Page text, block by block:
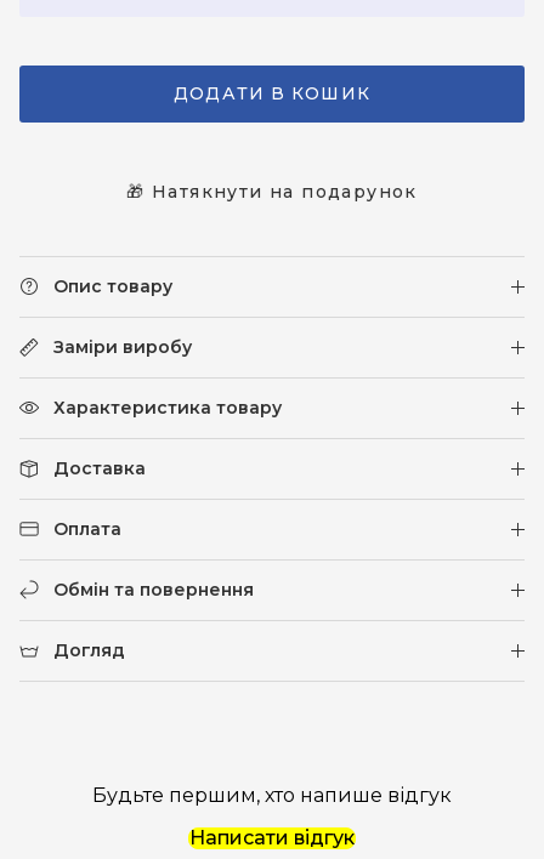
ДОДАТИ В КОШИК
🎁 Натякнути на подарунок
Опис товару
Заміри виробу
Характеристика товару
Доставка
Оплата
Обмін та повернення
Догляд
Будьте першим, хто напише відгук
Написати відгук